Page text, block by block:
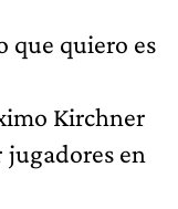
que quiero es
Kirchner
jugadores en